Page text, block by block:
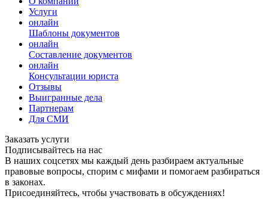
Услуги
онлайн
Шаблоны документов
онлайн
Составление документов
онлайн
Консультации юриста
Отзывы
Выигранные дела
Партнерам
Для СМИ
Заказать услуги
Подписывайтесь на нас
В наших соцсетях мы каждый день разбираем актуальные
правовые вопросы, спорим с мифами и помогаем разбираться
в законах.
Присоединяйтесь, чтобы участвовать в обсуждениях!